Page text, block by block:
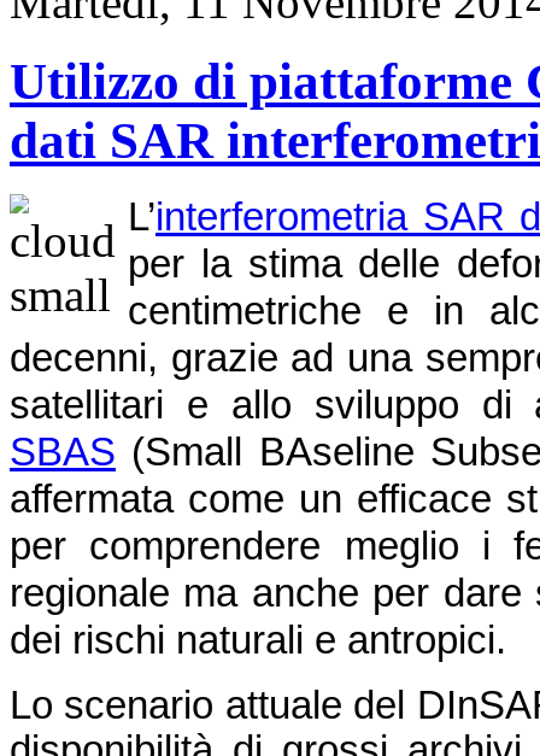
Utilizzo di piattaforme
dati SAR
L’interferometria SAR
per la stima delle
centimetriche e in
decenni, grazie ad una
satellitari e allo sviluppo
SBAS (Small BAseline
affermata come un efficace
per comprendere meglio i
regionale ma anche per
dei rischi naturali e antropici.
Lo scenario attuale del